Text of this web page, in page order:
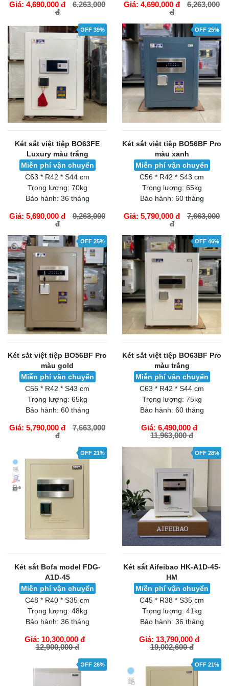
Giá: 4,690,000 đ
6,263,000
đ
Giá: 4,690,000 đ
6,263,000
đ
OFF 39%
Két sắt việt tiệp BO63FE
Luxury màu trắng
Miễn phí vận chuyển
C63 * R42 * S44 cm
Trọng lượng: 70kg
Bảo hành: 36 tháng
Giá: 5,690,000 đ
9,263,000
đ
OFF 25%
Két sắt việt tiệp BO56BF Pro
màu xanh
Miễn phí vận chuyển
C56 * R42 * S43 cm
Trọng lượng: 65kg
Bảo hành: 60 tháng
Giá: 5,790,000 đ
7,663,000
đ
OFF 25%
Két sắt việt tiệp BO56BF Pro
màu gold
Miễn phí vận chuyển
C56 * R42 * S43 cm
Trọng lượng: 65kg
Bảo hành: 60 tháng
Giá: 5,790,000 đ
7,663,000
đ
OFF 46%
Két sắt việt tiệp BO63BF Pro
màu trắng
Miễn phí vận chuyển
C63 * R42 * S44 cm
Trọng lượng: 75kg
Bảo hành: 60 tháng
Giá: 6,490,000 đ
11,963,000 đ
GIỎ HÀNG
OFF 21%
Két sắt Bofa model FDG-
A1D-45
Miễn phí vận chuyển
C48 * R40 * S35 cm
Trọng lượng: 48kg
Bảo hành: 36 tháng
Giá: 10,300,000 đ
12,900,000 đ
GIỎ HÀNG
OFF 28%
Két sắt Aifeibao HK-A1D-45-
HM
Miễn phí vận chuyển
C45 * R38 * S35 cm
Trọng lượng: 41kg
Bảo hành: 36 tháng
Giá: 13,790,000 đ
19,002,600 đ
GIỎ HÀNG
OFF 26% OFF 21%